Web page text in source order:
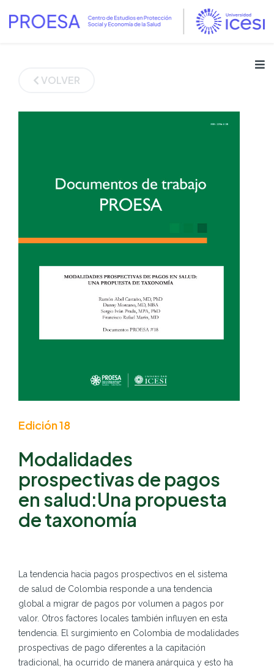
VOLVER
Edición 18
Modalidades
prospectivas de pagos
en salud:Una propuesta
de taxonomía
La tendencia hacia pagos prospectivos en el sistema
de salud de Colombia responde a una tendencia
global a migrar de pagos por volumen a pagos por
valor. Otros factores locales también influyen en esta
tendencia. El surgimiento en Colombia de modalidades
prospectivas de pago diferentes a la capitación
tradicional, ha ocurrido de manera anárquica y esto ha